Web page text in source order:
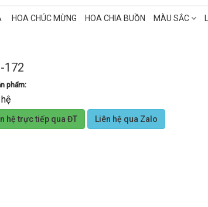
HOA CHÚC MỪNG HOA CHIA BUỒN MÀU SẮC
172
phẩm:
hệ trực tiếp qua ĐT Liên hệ qua Zalo